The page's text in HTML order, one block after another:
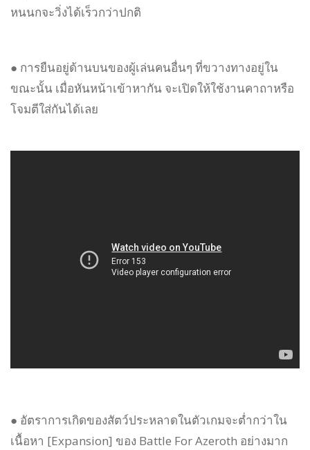
หนนกจะวิ่งได้เร็วกว่าปกติ
● การยืนอยู่ด้านบนของผู้เล่นคนอื่นๆ ที่ขวางทางอยู่ใน
ขณะนั้น เมื่อหันหน้าเข้าหากัน จะเปิดให้ใช้งานคาถาหรือ
โจมตีใส่กันได้เลย
● อัตราการเกิดของสัตว์ประหลาดในตัวเกมจะต่ำกว่าใน
เนื้อหา [Expansion] ของ Battle For Azeroth อย่างมาก